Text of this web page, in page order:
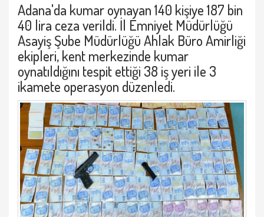
Adana'da kumar oynayan 140 kişiye 187 bin
40 lira ceza verildi. İl Emniyet Müdürlüğü
Asayiş Şube Müdürlüğü Ahlak Büro Amirliği
ekipleri, kent merkezinde kumar
oynatıldığını tespit ettiği 38 iş yeri ile 3
ikamete operasyon düzenledi.